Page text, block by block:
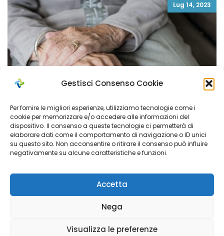
Gestisci Consenso Cookie
Per fornire le migliori esperienze, utilizziamo tecnologie come i
cookie per memorizzare e/o accedere alle informazioni del
dispositivo. Il consenso a queste tecnologie ci permetterà di
elaborare dati come il comportamento di navigazione o ID unici
su questo sito. Non acconsentire o ritirare il consenso può influire
negativamente su alcune caratteristiche e funzioni.
Accetta
Nega
Visualizza le preferenze
Lug 14, 2023